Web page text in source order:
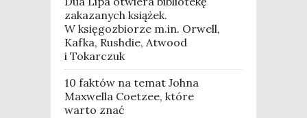
zakazanych książek.
W księgozbiorze m.in. Orwell,
Kafka, Rushdie, Atwood
i Tokarczuk
10 faktów na temat Johna
Maxwella Coetzee, które
warto znać